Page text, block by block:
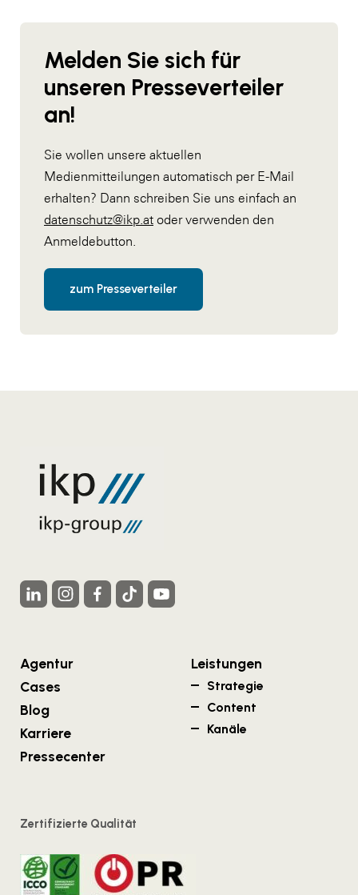
Melden Sie sich für
unseren Presseverteiler
an!
Sie wollen unsere aktuellen
Medienmitteilungen automatisch per E-Mail
erhalten? Dann schreiben Sie uns einfach an
datenschutz@ikp.at oder verwenden den
Anmeldebutton.
zum Presseverteiler
Agentur
Cases
Blog
Karriere
Pressecenter
Leistungen
Strategie
Content
Kanäle
Zertifizierte Qualität